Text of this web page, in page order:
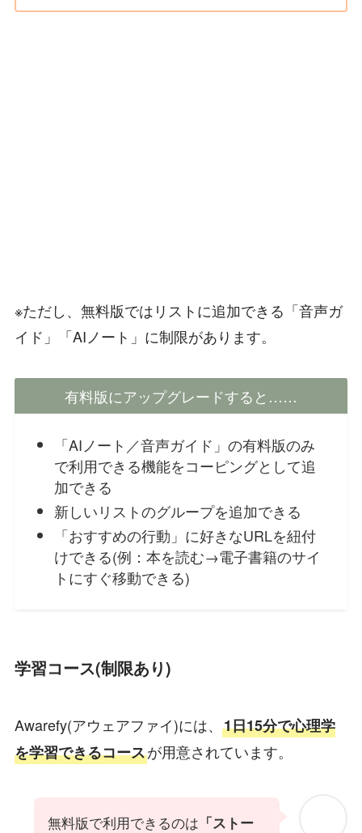
※ただし、無料版ではリストに追加できる「音声ガ
イド」「AIノート」に制限があります。
有料版にアップグレードすると……
「AIノート／音声ガイド」の有料版のみ
で利用できる機能をコーピングとして追
加できる
新しいリストのグループを追加できる
「おすすめの行動」に好きなURLを紐付
けできる(例：本を読む→電子書籍のサイ
トにすぐ移動できる)
学習コース(制限あり)
Awarefy(アウェアファイ)には、 1日15分で心理学
を学習できるコースが用意されています。
無料版で利用できるのは 「ストー